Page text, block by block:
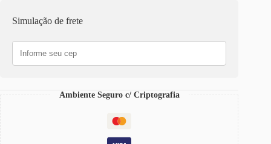
Simulação de frete
Ambiente Seguro c/ Criptografia